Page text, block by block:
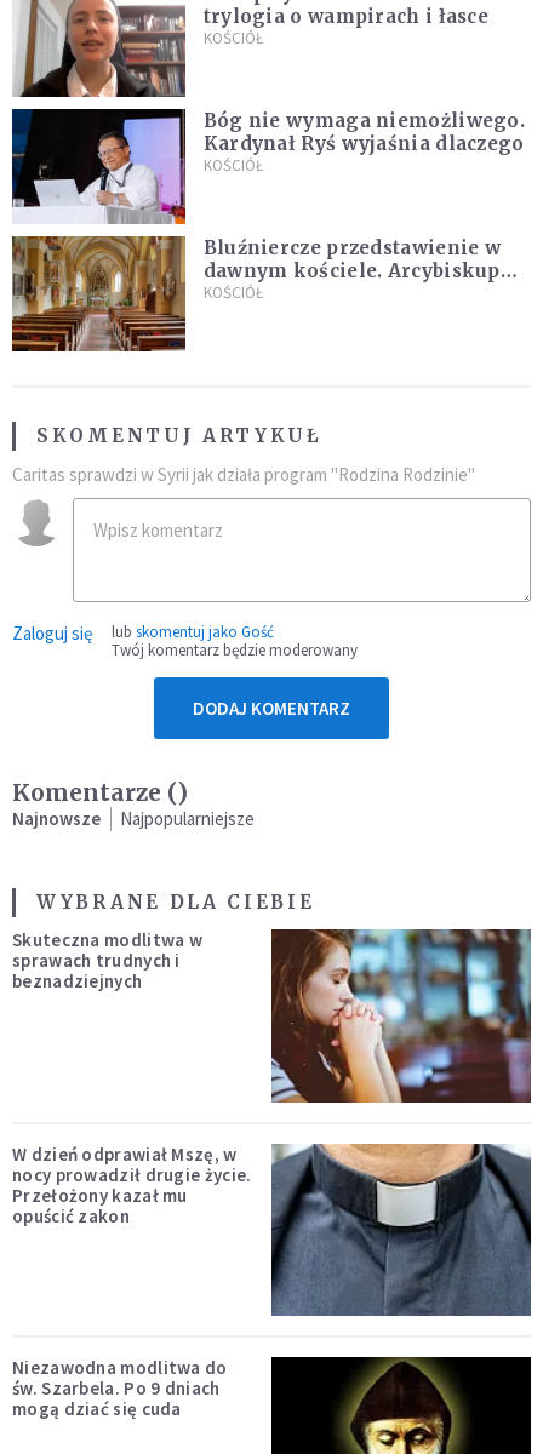
trylogia o wampirach i łasce
KOŚCIÓŁ
Bóg nie wymaga niemożliwego.
Kardynał Ryś wyjaśnia dlaczego
KOŚCIÓŁ
Bluźniercze przedstawienie w
dawnym kościele. Arcybiskup
stanowczo reaguje
KOŚCIÓŁ
SKOMENTUJ ARTYKUŁ
Caritas sprawdzi w Syrii jak działa program "Rodzina Rodzinie"
Zaloguj się lub skomentuj jako Gość
Twój komentarz będzie moderowany
DODAJ KOMENTARZ
Komentarze ()
Najnowsze Najpopularniejsze
WYBRANE DLA CIEBIE
Skuteczna modlitwa w
sprawach trudnych i
beznadziejnych
W dzień odprawiał Mszę, w
nocy prowadził drugie życie.
Przełożony kazał mu
opuścić zakon
Niezawodna modlitwa do
św. Szarbela. Po 9 dniach
mogą dziać się cuda